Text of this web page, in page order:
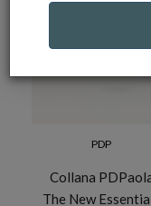
PDP
Collana
The New